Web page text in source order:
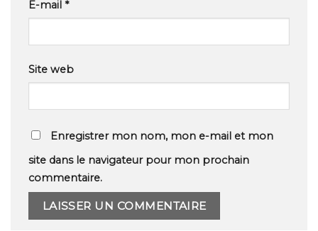
E-mail *
Site web
Enregistrer mon nom, mon e-mail et mon
site dans le navigateur pour mon prochain
commentaire.